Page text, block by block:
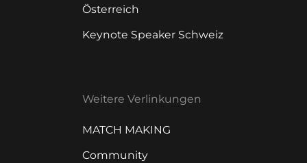
Österreich
Keynote Speaker Schweiz
Weitere Verlinkungen
MATCH MAKING
Community